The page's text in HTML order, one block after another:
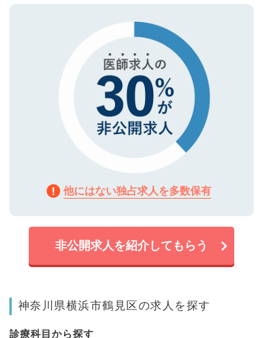
で、機密保持に関してもご安心ください。
ので、まずはご登録ください。
他にはない独占求人を多数保有
非公開求人を紹介してもらう
神奈川県横浜市鶴見区の求人を探す
診療科目から探す